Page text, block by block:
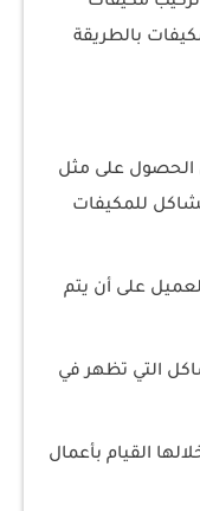
بالطريقة
الحصول على مثل
للمكيفات
على أن يتم
التي تظهر في
القيام بأعمال